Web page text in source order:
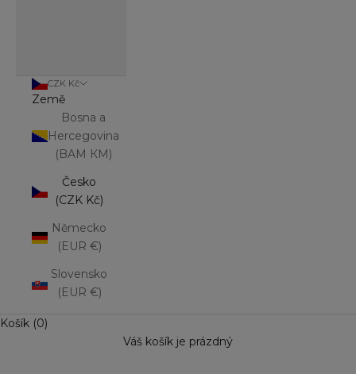
CZK Kč
Země
Bosna a
Hercegovina
(BAM КМ)
Česko
(CZK Kč)
Německo
(EUR €)
Slovensko
(EUR €)
Košík (0)
Váš košík je prázdný